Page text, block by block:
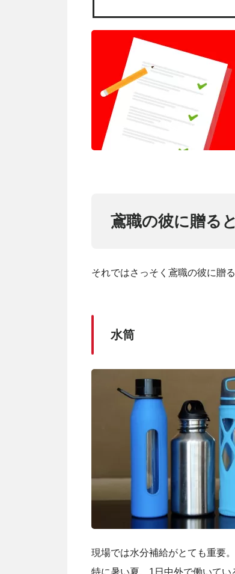
鳶職の彼に贈る
それではさっそく鳶職の彼に贈
水筒
現場では水分補給がとても重要。